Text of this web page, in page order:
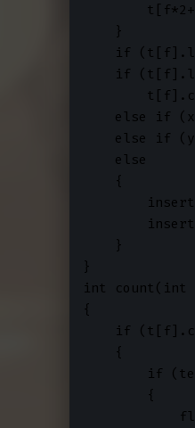
    }
if
if
else if
else if
    else
    {
    }
}
int count(int
{
if
    {
if
        {